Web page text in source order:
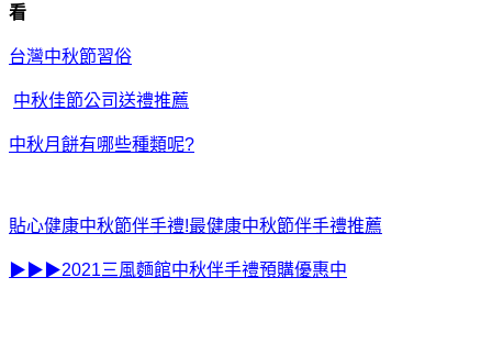
看
台灣中秋節習俗
中秋佳節公司送禮推薦
中秋月餅有哪些種類呢?
貼心健康中秋節伴手禮!最健康中秋節伴手禮推薦
▶▶▶2021三風麵館中秋伴手禮預購優惠中